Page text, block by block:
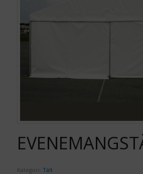
Kategori: Tält